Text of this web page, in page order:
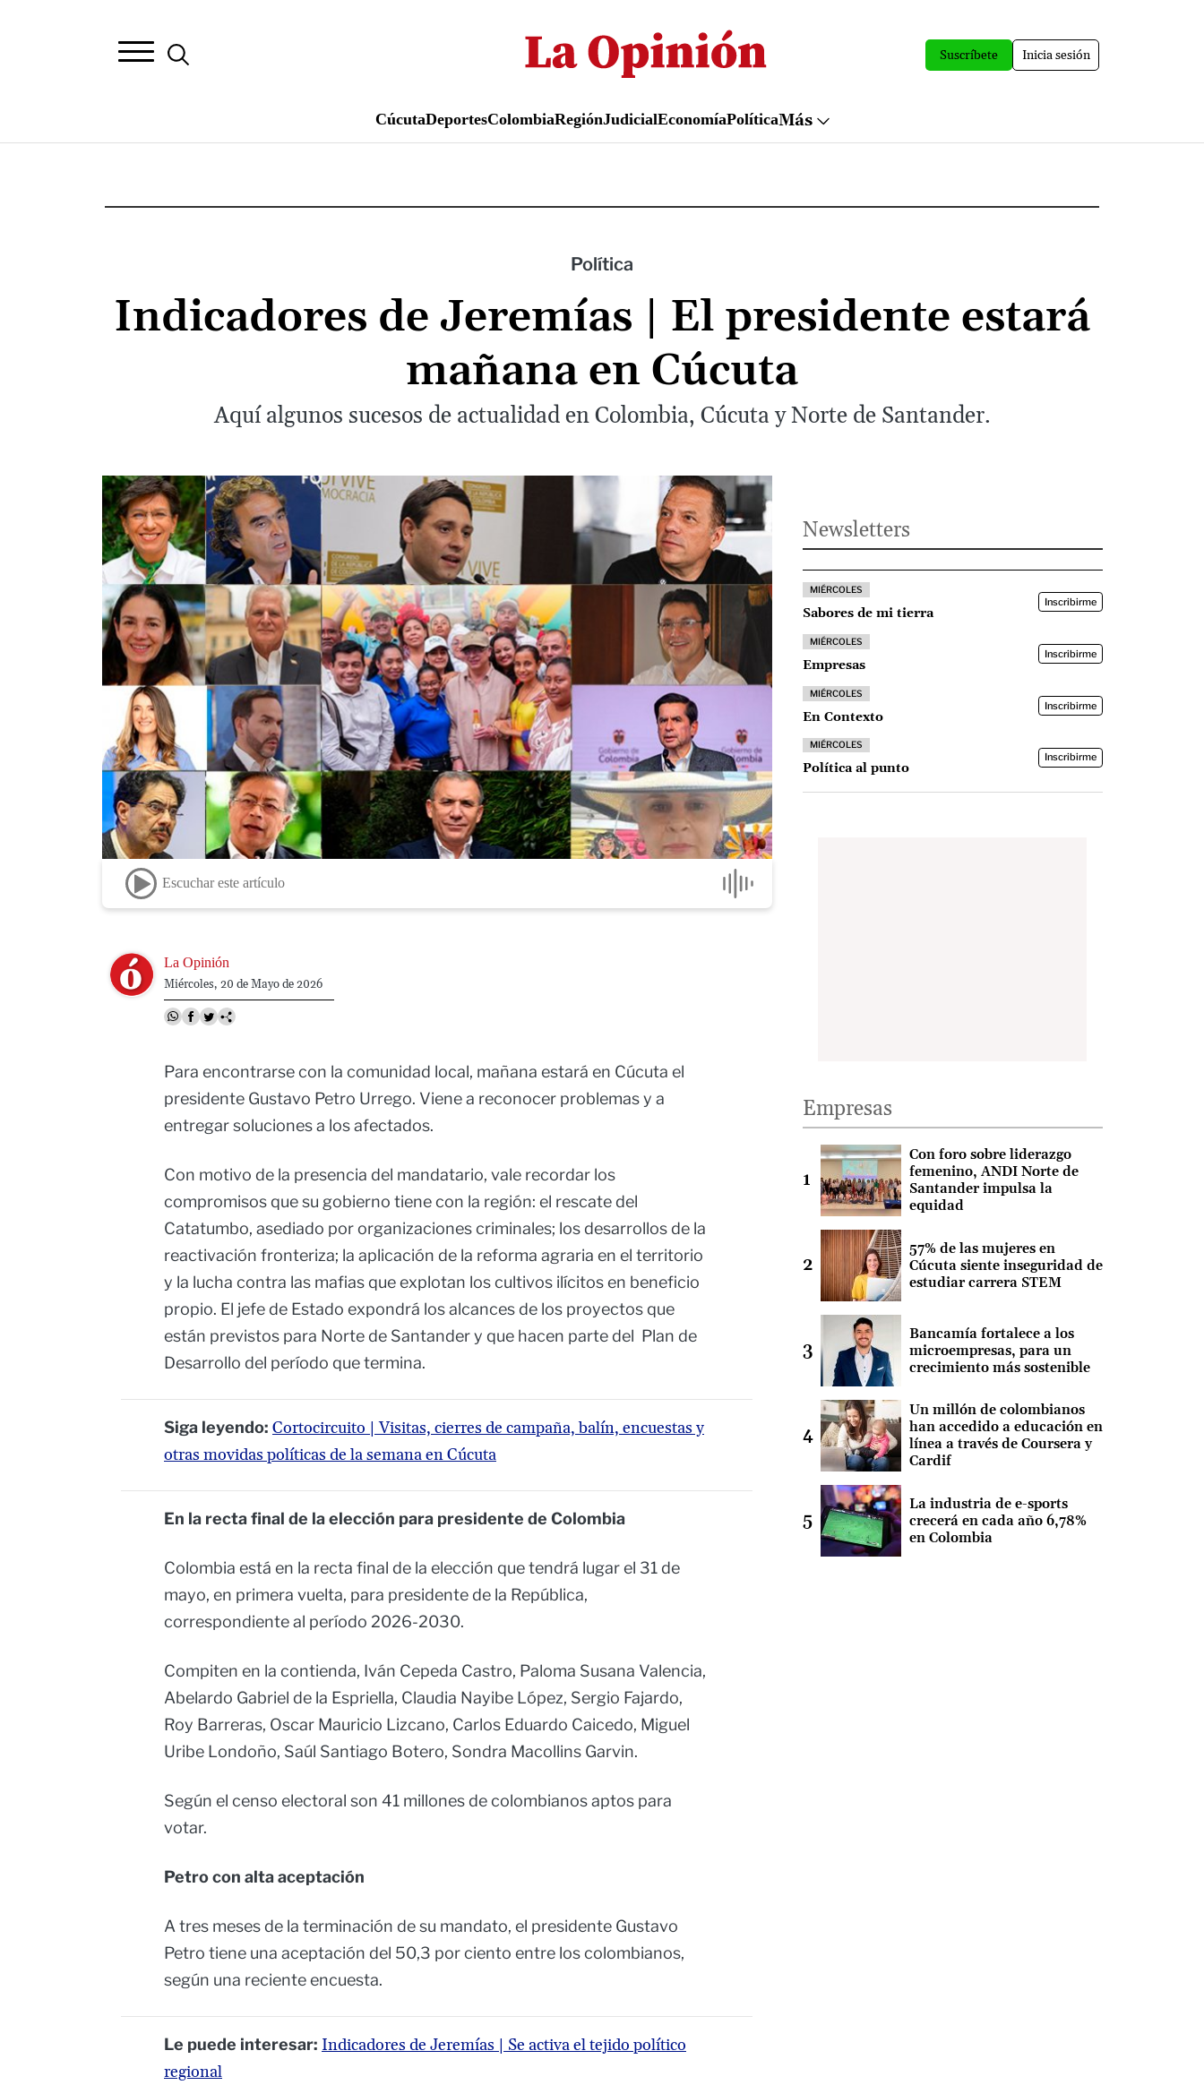
al
contenido
Suscríbete Inicia sesión
CúcutaDeportesColombiaRegiónJudicialEconomíaPolíticaMás
Política
Indicadores de Jeremías | El presidente estará
mañana en Cúcuta
Aquí algunos sucesos de actualidad en Colombia, Cúcuta y Norte de Santander.
Escuchar este artículo
Image La Opinión
Miércoles, 20 de Mayo de 2026
Para encontrarse con la comunidad local, mañana estará en Cúcuta el
presidente Gustavo Petro Urrego. Viene a reconocer problemas y a
entregar soluciones a los afectados.
Con motivo de la presencia del mandatario, vale recordar los
compromisos que su gobierno tiene con la región: el rescate del
Catatumbo, asediado por organizaciones criminales; los desarrollos de la
reactivación fronteriza; la aplicación de la reforma agraria en el territorio
y la lucha contra las mafias que explotan los cultivos ilícitos en beneficio
propio. El jefe de Estado expondrá los alcances de los proyectos que
están previstos para Norte de Santander y que hacen parte del Plan de
Desarrollo del período que termina.
Siga leyendo: Cortocircuito | Visitas, cierres de campaña, balín, encuestas y
otras movidas políticas de la semana en Cúcuta
En la recta final de la elección para presidente de Colombia
Colombia está en la recta final de la elección que tendrá lugar el 31 de
mayo, en primera vuelta, para presidente de la República,
correspondiente al período 2026-2030.
Compiten en la contienda, Iván Cepeda Castro, Paloma Susana Valencia,
Abelardo Gabriel de la Espriella, Claudia Nayibe López, Sergio Fajardo,
Roy Barreras, Oscar Mauricio Lizcano, Carlos Eduardo Caicedo, Miguel
Uribe Londoño, Saúl Santiago Botero, Sondra Macollins Garvin.
Según el censo electoral son 41 millones de colombianos aptos para
votar.
Petro con alta aceptación
A tres meses de la terminación de su mandato, el presidente Gustavo
Petro tiene una aceptación del 50,3 por ciento entre los colombianos,
según una reciente encuesta.
Le puede interesar: Indicadores de Jeremías | Se activa el tejido político
regional
Newsletters
MIÉRCOLES
Sabores de mi tierra
Inscribirme
MIÉRCOLES
Empresas
Inscribirme
MIÉRCOLES
En Contexto
Inscribirme
MIÉRCOLES
Política al punto
Inscribirme
Empresas
Con foro sobre liderazgo
femenino, ANDI Norte de
Santander impulsa la
equidad
57% de las mujeres en
Cúcuta siente inseguridad de
estudiar carrera STEM
Bancamía fortalece a los
microempresas, para un
crecimiento más sostenible
Un millón de colombianos
han accedido a educación en
línea a través de Coursera y
Cardif
La industria de e-sports
crecerá en cada año 6,78%
en Colombia